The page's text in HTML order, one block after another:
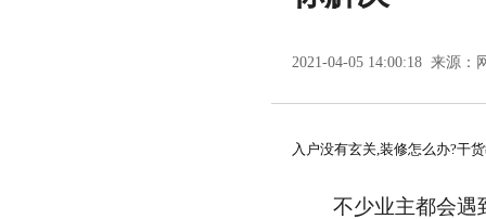
2021-04-05 14:00:18 来源：
入户没有玄关,装修怎么办?干
不少业主都会遇